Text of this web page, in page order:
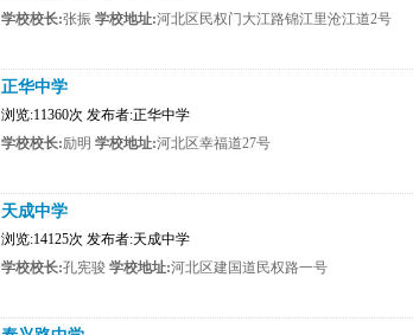
学校校长:张振 学校地址:河北区民权门大江路锦江里沧江道2号
正华中学
浏览:11360次 发布者:正华中学
学校校长:励明 学校地址:河北区幸福道27号
天成中学
浏览:14125次 发布者:天成中学
学校校长:孔宪骏 学校地址:河北区建国道民权路一号